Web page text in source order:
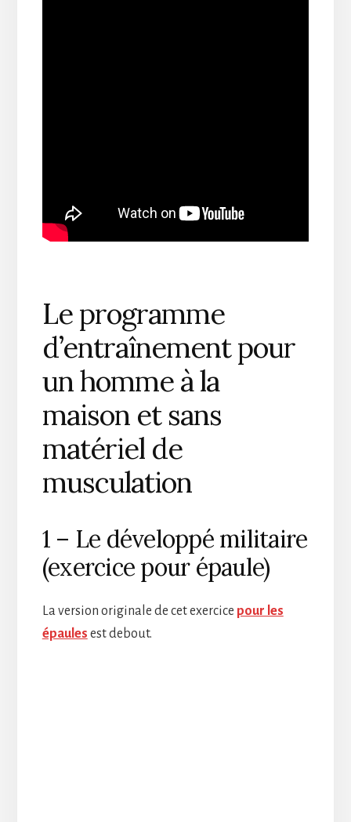
Le programme
d’entraînement pour
un homme à la
maison et sans
matériel de
musculation
1 – Le développé militaire
(exercice pour épaule)
La version originale de cet exercice pour les
épaules est debout.